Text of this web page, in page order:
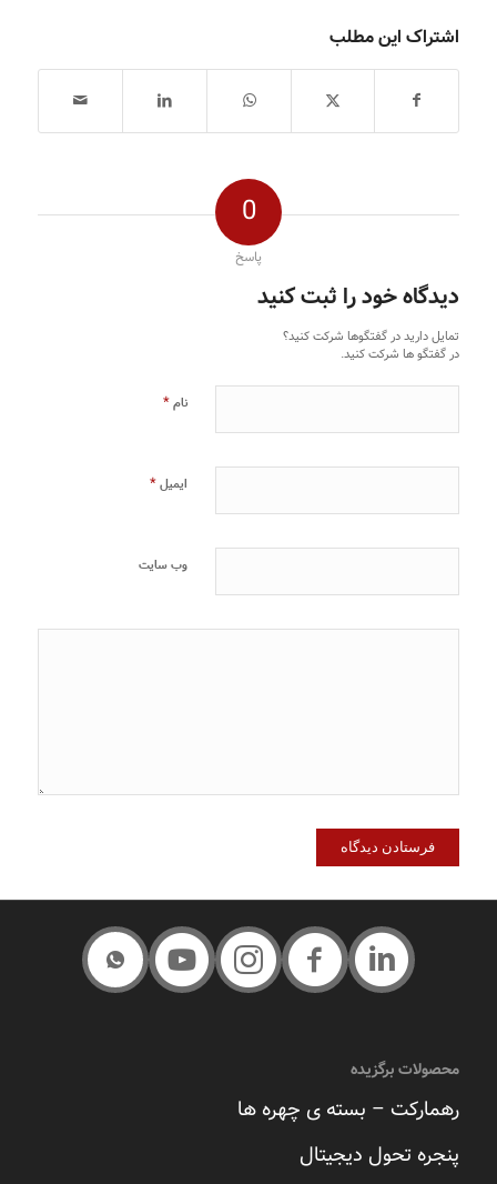
اشتراک این مطلب
0
پاسخ
دیدگاه خود را ثبت کنید
تمایل دارید در گفتگوها شرکت کنید؟
در گفتگو ها شرکت کنید.
نام*
ایمیل*
وب‌ سایت
محصولات برگزیده
رهمارکت – بسته ی چهره ها
پنجره تحول دیجیتال